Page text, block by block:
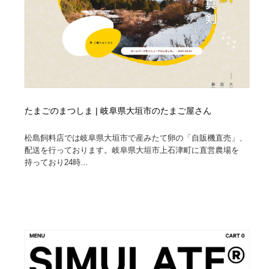
たまごのまつしま | 岐阜県大垣市のたまご屋さん
松島飼料店では岐阜県大垣市で産みたて卵の「自販機直売」、
配送を行っております。岐阜県大垣市上石津町に直営農場を
持っており24時...